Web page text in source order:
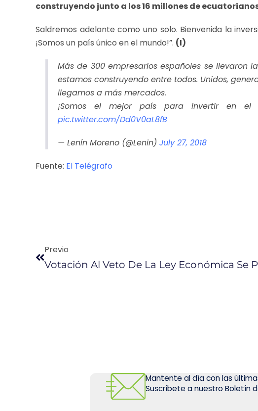
construyendo junto a los 16 millones de
Saldremos adelante como uno solo. Bienvenida la
¡Somos un país único en el mundo!”. (I)
Más de 300 empresarios españoles se llevaron
estamos construyendo entre todos. Unidos,
llegamos a más mercados.
¡Somos el mejor país para invertir en el
pic.twitter.com/Dd0V0aL8fB
— Lenín Moreno (@Lenin) July 27, 2018
Fuente: El Telégrafo
Previo
Votación Al Veto De La Ley Económica Se
Mantente al día con las
Suscríbete a nuestro Boletín